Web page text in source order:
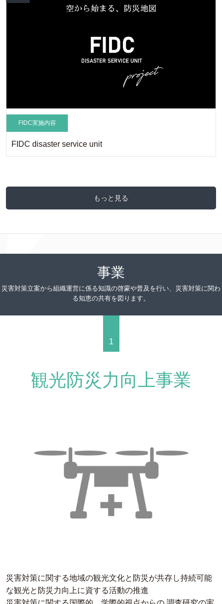
FIDC実施内容
FIDC disaster service unit
もっと見る
事業
災害対策立案から組織運営に係る知識の啓蒙や普及を行い、災害対策に関わ
る知恵の共有を図ります。
1
観光防災力向上事業
災害対策に関する地域の観光文化と防災が共存し持続可能
な観光と防災力向上に資する活動の推進